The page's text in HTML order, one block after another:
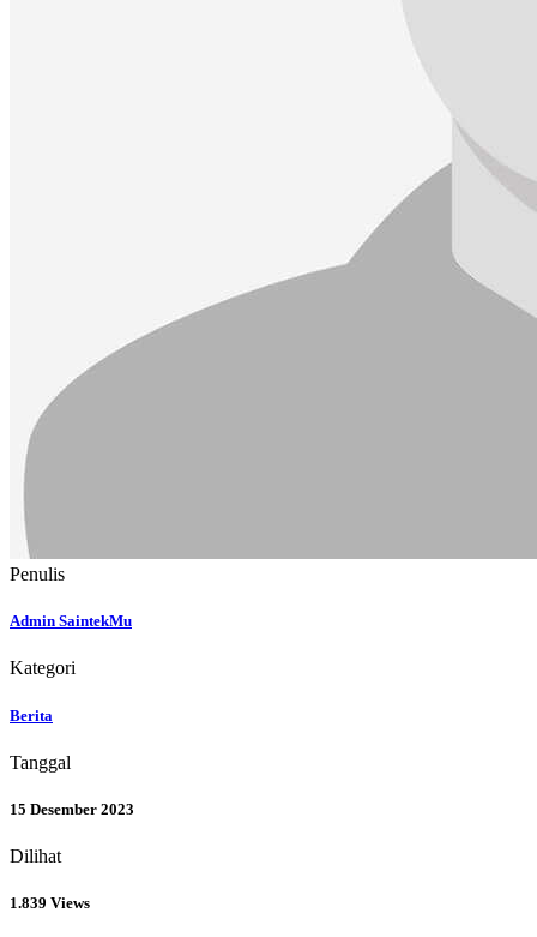
Penulis
Admin SaintekMu
Kategori
Berita
Tanggal
15 Desember 2023
Dilihat
1.839 Views